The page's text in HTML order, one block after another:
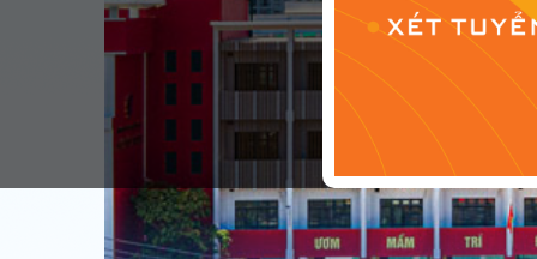
Đội Ngũ Nhân Sự
Tổ Chức Đoàn Thể
Cải Cách